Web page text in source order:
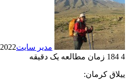
مدیر سایت2022-01-27
4
زمان مطالعه یک دقیقه
ییلاق کرمان: